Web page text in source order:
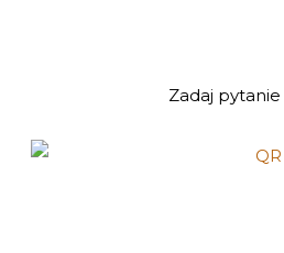
Zadaj pytanie